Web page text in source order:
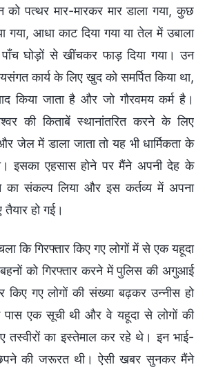
को पत्थर मार-मारकर मार डाला गया, कुछ
गया, आधा काट दिया गया या तेल में उबाला
घोड़ों से खींचकर फाड़ दिया गया। उन
कार्य के लिए खुद को समर्पित किया था,
किया जाता है और जो गौरवमय कर्म है।
की किताबें स्थानांतरित करने के लिए
जेल में डाला जाता तो यह भी धार्मिकता के
इसका एहसास होने पर मैंने अपनी देह के
का संकल्प लिया और इस कर्तव्य में अपना
हो गई।
कि गिरफ्तार किए गए लोगों में से एक यहूदा
को गिरफ्तार करने में पुलिस की अगुआई
किए गए लोगों की संख्या बढ़कर उन्नीस हो
एक सूची थी और वे यहूदा से लोगों की
तस्वीरों का इस्तेमाल कर रहे थे। इन भाई-
की जरूरत थी। ऐसी खबर सुनकर मैंने